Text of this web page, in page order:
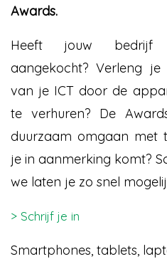
Awards.
Heeft jouw bedrijf
aangekocht? Verleng
van je ICT door de
te verhuren? De
duurzaam omgaan met
je in aanmerking komt?
we laten je zo snel
> Schrijf je in
Smartphones, tablets,